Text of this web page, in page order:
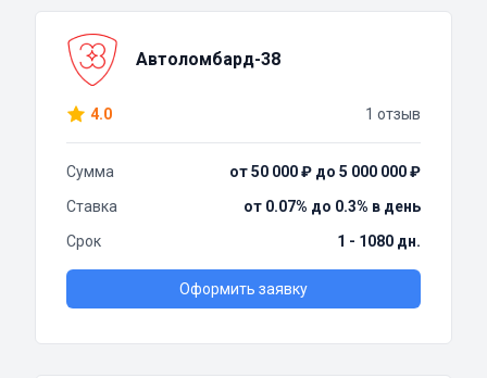
Автоломбард-38
4.0 1 отзыв
Сумма
от 50 000 ₽ до 5 000 000 ₽
Ставка
от 0.07% до 0.3% в день
Срок
1 - 1080 дн.
Оформить заявку